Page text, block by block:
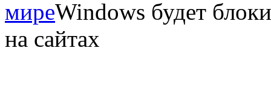
миреWindows будет
на сайтах